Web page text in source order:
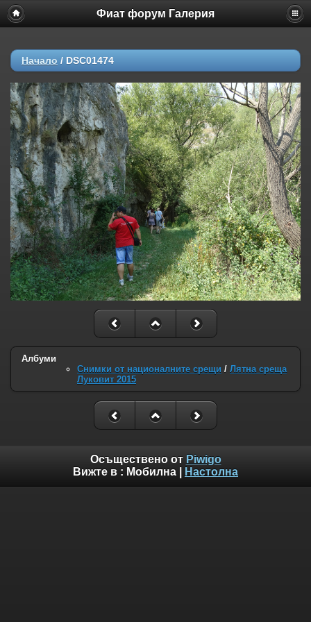
Фиат форум Галерия
Начало / DSC01474
Албуми
Снимки от националните срещи / Лятна среща
Луковит 2015
Осъществено от Piwigo
Вижте в : Мобилна Настолна